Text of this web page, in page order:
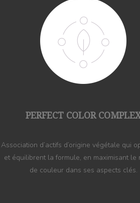
PERFECT COLOR
Association d’actifs d’origine végétale qui
et équilibrent la formule, en maximisant le
de couleur dans ses aspects clés.